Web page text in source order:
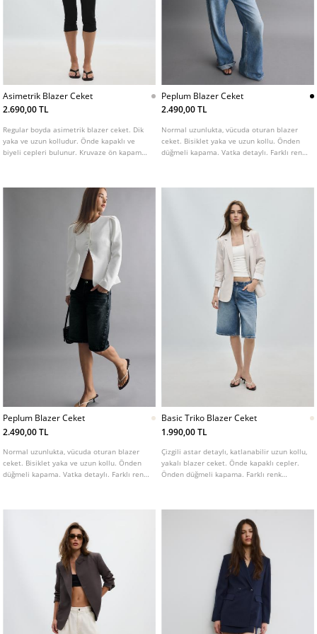
Asimetrik Blazer Ceket
2.690,00 TL
Regular boyda asimetrik blazer ceket. Dik
yaka ve uzun kolludur. Önde kapaklı ve
biyeli cepleri bulunur. Kruvaze ön kapama
Peplum Blazer Ceket
2.490,00 TL
Normal uzunlukta, vücuda oturan blazer
ceket. Bisiklet yaka ve uzun kollu. Önden
düğmeli kapama. Vatka detaylı. Farklı renk
Peplum Blazer Ceket
2.490,00 TL
Normal uzunlukta, vücuda oturan blazer
ceket. Bisiklet yaka ve uzun kollu. Önden
düğmeli kapama. Vatka detaylı. Farklı renk
Basic Triko Blazer Ceket
1.990,00 TL
Çizgili astar detaylı, katlanabilir uzun kollu,
yakalı blazer ceket. Önde kapaklı cepler.
Önden düğmeli kapama. Farklı renk